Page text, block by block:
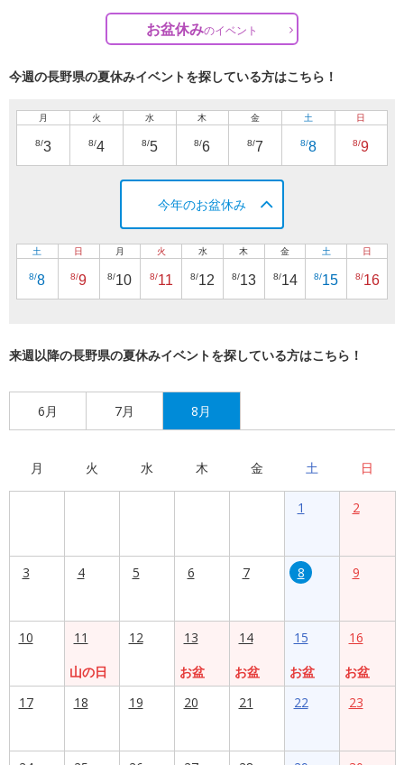
お盆休みのイベント
今週の長野県の夏休みイベントを探している方はこちら！
月
8/3
火
8/4
水
8/5
木
8/6
金
8/7
土
8/8
日
8/9
今年のお盆休み
土
8/8
日
8/9
月
8/10
火
8/11
水
8/12
木
8/13
金
8/14
土
8/15
日
8/16
来週以降の長野県の夏休みイベントを探している方はこちら！
6月 7月 8月
月 火 水 木 金 土 日
1 2
3 4 5 6 7 8 9
10
11
山の日
12
13
お盆
14
お盆
15
お盆
16
お盆
17
18 19 20 21 22 23